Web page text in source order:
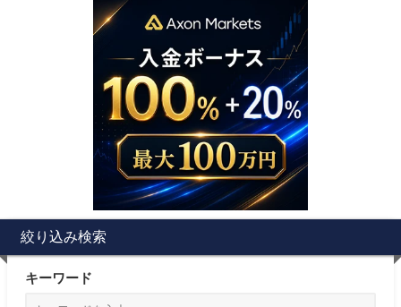
絞り込み検索
キーワード